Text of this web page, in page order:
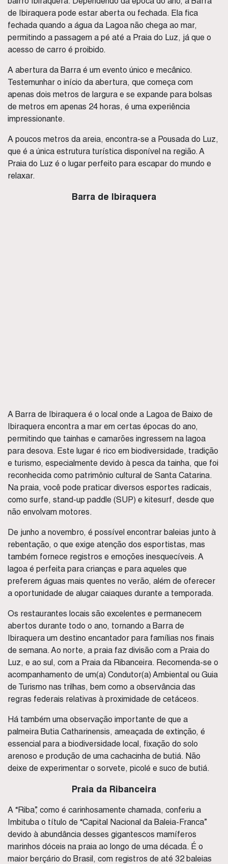
de Ibiraquera pode estar aberta ou fechada. Ela fica
fechada quando a água da Lagoa não chega ao mar,
permitindo a passagem a pé até a Praia do Luz, já que o
acesso de carro é proibido.
A abertura da Barra é um evento único e mecânico.
Testemunhar o início da abertura, que começa com
apenas dois metros de largura e se expande para bolsas
de metros em apenas 24 horas, é uma experiência
impressionante.
A poucos metros da areia, encontra-se a Pousada do Luz,
que é a única estrutura turística disponível na região. A
Praia do Luz é o lugar perfeito para escapar do mundo e
relaxar.
Barra de Ibiraquera
A Barra de Ibiraquera é o local onde a Lagoa de Baixo de
Ibiraquera encontra a mar em certas épocas do ano,
permitindo que tainhas e camarões ingressem na lagoa
para desova. Este lugar é rico em biodiversidade, tradição
e turismo, especialmente devido à pesca da tainha, que foi
reconhecida como patrimônio cultural de Santa Catarina.
Na praia, você pode praticar diversos esportes radicais,
como surfe, stand-up paddle (SUP) e kitesurf, desde que
não envolvam motores.
De junho a novembro, é possível encontrar baleias junto à
rebentação, o que exige atenção dos esportistas, mas
também fornece registros e emoções inesquecíveis. A
lagoa é perfeita para crianças e para aqueles que
preferem águas mais quentes no verão, além de oferecer
a oportunidade de alugar caiaques durante a temporada.
Os restaurantes locais são excelentes e permanecem
abertos durante todo o ano, tornando a Barra de
Ibiraquera um destino encantador para famílias nos finais
de semana. Ao norte, a praia faz divisão com a Praia do
Luz, e ao sul, com a Praia da Ribanceira. Recomenda-se o
acompanhamento de um(a) Condutor(a) Ambiental ou Guia
de Turismo nas trilhas, bem como a observância das
regras federais relativas à proximidade de cetáceos.
Há também uma observação importante de que a
palmeira Butia Catharinensis, ameaçada de extinção, é
essencial para a biodiversidade local, fixação do solo
arenoso e produção de uma cachacinha de butiá. Não
deixe de experimentar o sorvete, picolé e suco de butiá.
Praia da Ribanceira
A “Riba”, como é carinhosamente chamada, conferiu a
Imbituba o título de “Capital Nacional da Baleia-Franca”
devido à abundância desses gigantescos mamíferos
marinhos dóceis na praia ao longo de uma década. É o
maior berçário do Brasil, com registros de até 32 baleias